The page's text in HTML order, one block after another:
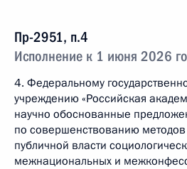
Пр-2951, п.4
Исполнение к 1 июня 2026
4. Федеральному
учреждению «Российская
научно обоснованные
по совершенствованию
публичной власти
межнациональных и